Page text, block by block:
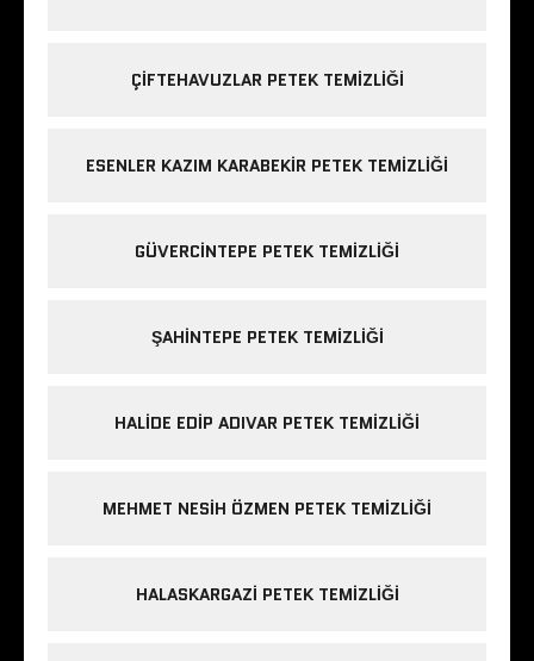
ÇIFTEHAVUZLAR PETEK TEMIZLIĞI
ESENLER KAZIM KARABEKIR PETEK TEMIZLIĞI
GÜVERCINTEPE PETEK TEMIZLIĞI
ŞAHINTEPE PETEK TEMIZLIĞI
HALIDE EDIP ADIVAR PETEK TEMIZLIĞI
MEHMET NESIH ÖZMEN PETEK TEMIZLIĞI
HALASKARGAZI PETEK TEMIZLIĞI